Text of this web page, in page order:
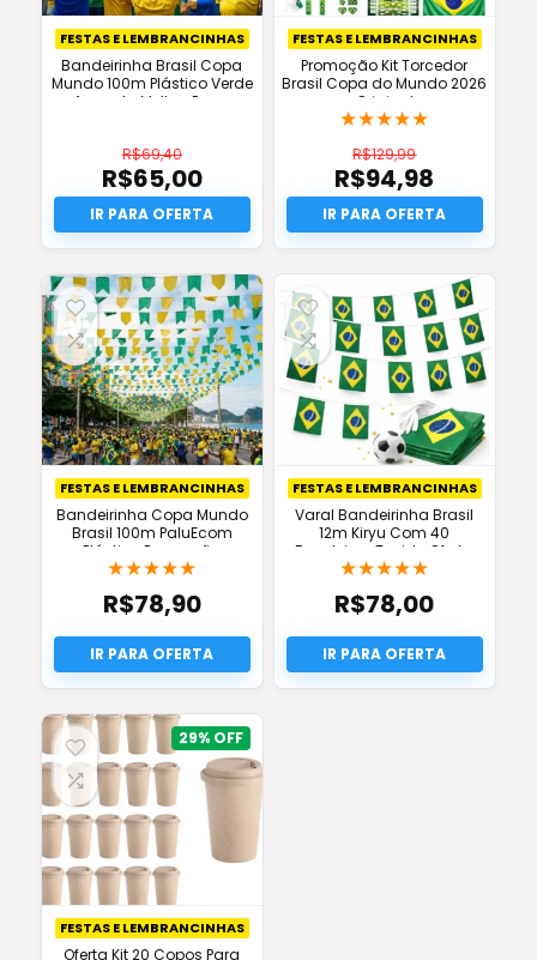
FESTAS E LEMBRANCINHAS
Bandeirinha Brasil Copa
Mundo 100m Plástico Verde
Amarela Melhor Preço
R$69,40
O
preço
original
era:
R$69,40.
R$65,00
O
preço
atual
é:
R$65,00.
FESTAS E LEMBRANCINHAS
Promoção Kit Torcedor
Brasil Copa do Mundo 2026
Original
★★★★★
R$129,99
O
preço
original
era:
R$129,99.
R$94,98
O
preço
atual
é:
R$94,98.
FESTAS E LEMBRANCINHAS
Bandeirinha Copa Mundo
Brasil 100m PaluEcom
Plástico Promoção
★★★★★
R$78,90
FESTAS E LEMBRANCINHAS
Varal Bandeirinha Brasil
12m Kiryu Com 40
Bandeiras Tecido Oferta
★★★★★
R$78,00
29%
FESTAS E LEMBRANCINHAS
Oferta Kit 20 Copos Para